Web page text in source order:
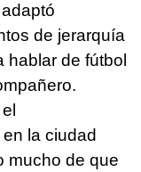
de jerarquía
de fútbol
la ciudad
mucho de que